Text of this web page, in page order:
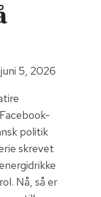
juni 5, 2026
politik
skrevet
Nå, så er